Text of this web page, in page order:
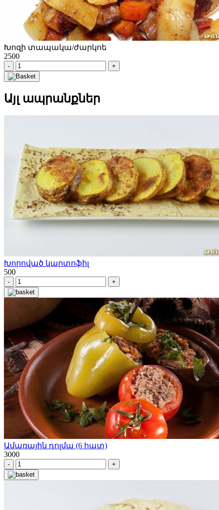
Խոզի տապակա/ժարկոե
2500
- +
Այլ ապրանքներ
Խորոված կարտոֆիլ
500
- +
Ամառային դոլմա (6 հատ)
3000
- +